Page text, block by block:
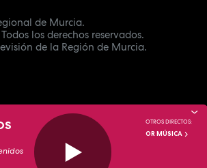
de Murcia.
Todos los derechos reservados.
de la Región de Murcia.
OTROS DIRECTOS:
OR MÚSICA